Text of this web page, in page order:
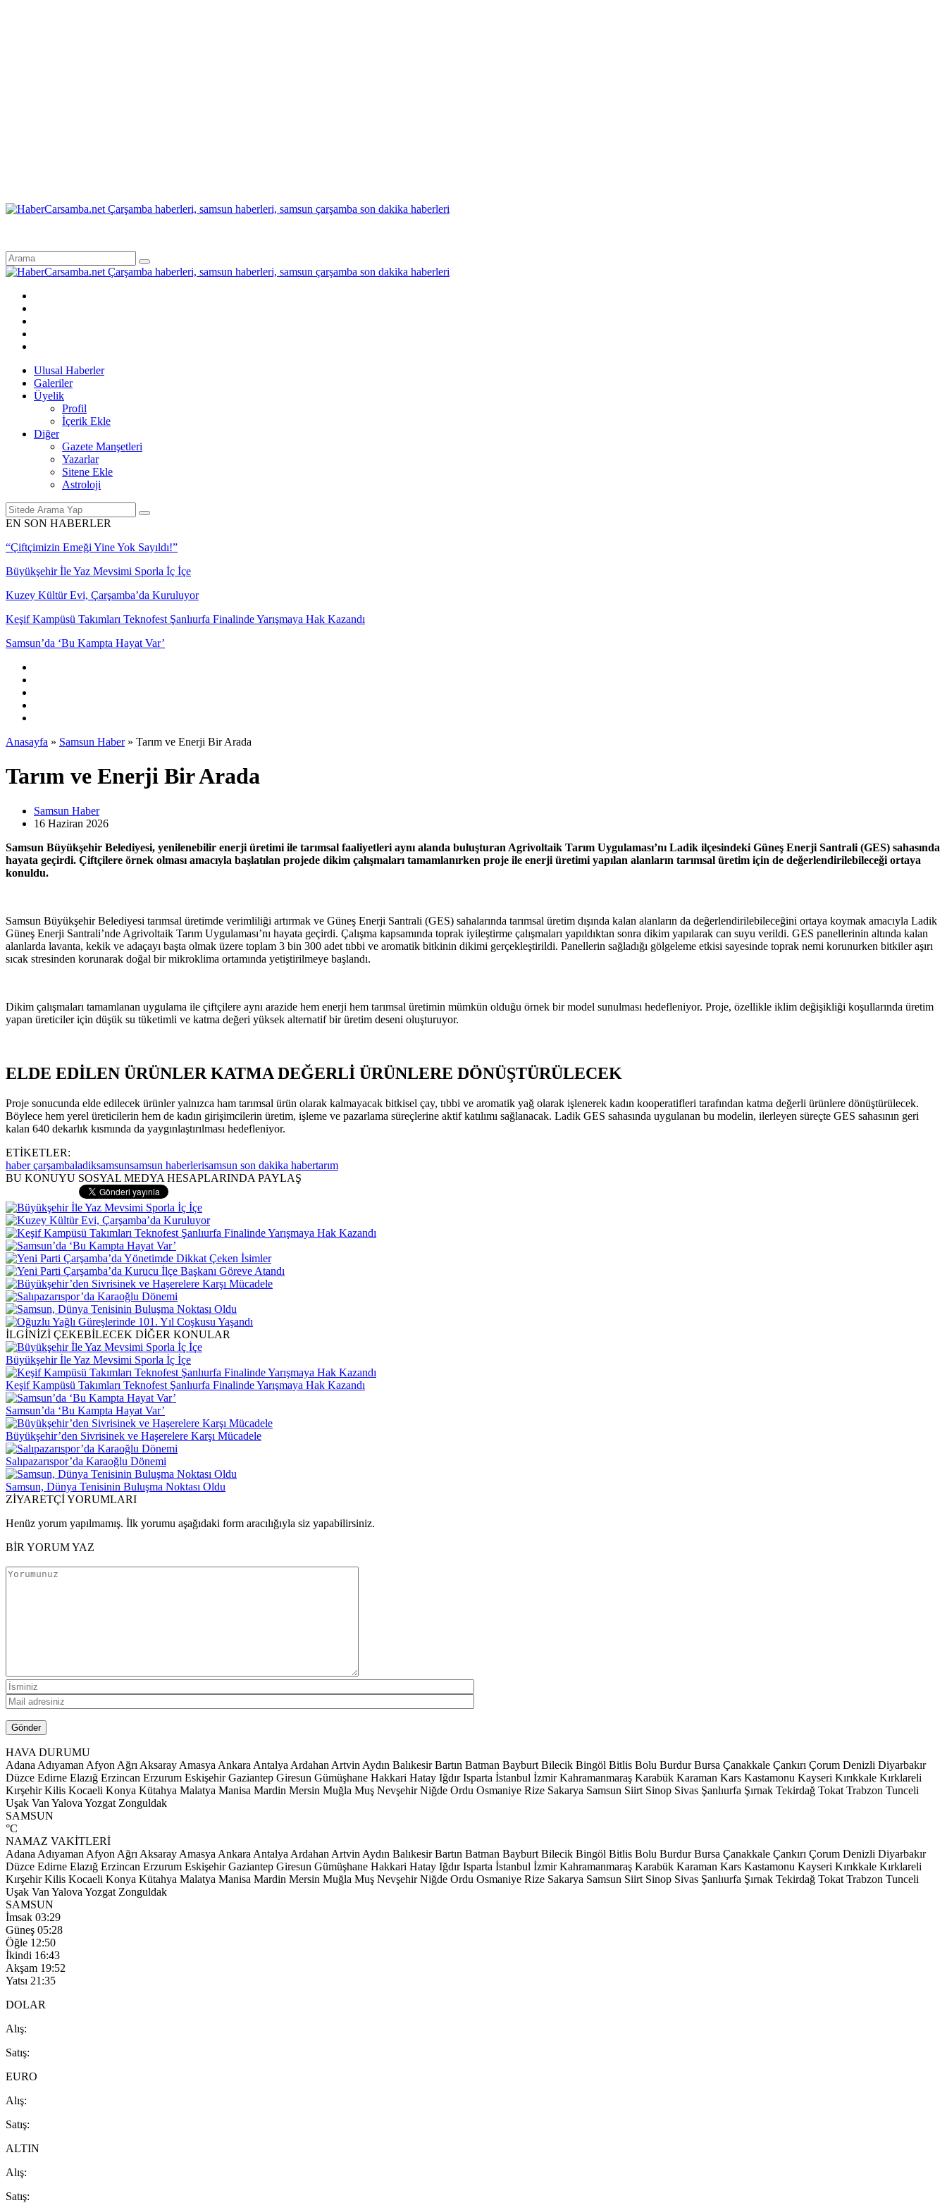
Ulusal Haberler
Galeriler
Üyelik
Profil
İçerik Ekle
Diğer
Gazete Manşetleri
Yazarlar
Sitene Ekle
Astroloji
EN SON HABERLER
“Çiftçimizin Emeği Yine Yok Sayıldı!”
Büyükşehir İle Yaz Mevsimi Sporla İç İçe
Kuzey Kültür Evi, Çarşamba’da Kuruluyor
Keşif Kampüsü Takımları Teknofest Şanlıurfa Finalinde Yarışmaya Hak Kazandı
Samsun’da ‘Bu Kampta Hayat Var’
Anasayfa » Samsun Haber » Tarım ve Enerji Bir Arada
Tarım ve Enerji Bir Arada
Samsun Haber
16 Haziran 2026
Samsun Büyükşehir Belediyesi, yenilenebilir enerji üretimi ile tarımsal faaliyetleri aynı alanda buluşturan Agrivoltaik Tarım Uygulaması’nı Ladik ilçesindeki Güneş Enerji Santrali (GES) sahasında
hayata geçirdi. Çiftçilere örnek olması amacıyla başlatılan projede dikim çalışmaları tamamlanırken proje ile enerji üretimi yapılan alanların tarımsal üretim için de değerlendirilebileceği ortaya
konuldu.
Samsun Büyükşehir Belediyesi tarımsal üretimde verimliliği artırmak ve Güneş Enerji Santrali (GES) sahalarında tarımsal üretim dışında kalan alanların da değerlendirilebileceğini ortaya koymak amacıyla Ladik
Güneş Enerji Santrali’nde Agrivoltaik Tarım Uygulaması’nı hayata geçirdi. Çalışma kapsamında toprak iyileştirme çalışmaları yapıldıktan sonra dikim yapılarak can suyu verildi. GES panellerinin altında kalan
alanlarda lavanta, kekik ve adaçayı başta olmak üzere toplam 3 bin 300 adet tıbbi ve aromatik bitkinin dikimi gerçekleştirildi. Panellerin sağladığı gölgeleme etkisi sayesinde toprak nemi korunurken bitkiler aşırı
sıcak stresinden korunarak doğal bir mikroklima ortamında yetiştirilmeye başlandı.
Dikim çalışmaları tamamlanan uygulama ile çiftçilere aynı arazide hem enerji hem tarımsal üretimin mümkün olduğu örnek bir model sunulması hedefleniyor. Proje, özellikle iklim değişikliği koşullarında üretim
yapan üreticiler için düşük su tüketimli ve katma değeri yüksek alternatif bir üretim deseni oluşturuyor.
ELDE EDİLEN ÜRÜNLER KATMA DEĞERLİ ÜRÜNLERE DÖNÜŞTÜRÜLECEK
Proje sonucunda elde edilecek ürünler yalnızca ham tarımsal ürün olarak kalmayacak bitkisel çay, tıbbi ve aromatik yağ olarak işlenerek kadın kooperatifleri tarafından katma değerli ürünlere dönüştürülecek.
Böylece hem yerel üreticilerin hem de kadın girişimcilerin üretim, işleme ve pazarlama süreçlerine aktif katılımı sağlanacak. Ladik GES sahasında uygulanan bu modelin, ilerleyen süreçte GES sahasının geri
kalan 640 dekarlık kısmında da yaygınlaştırılması hedefleniyor.
ETİKETLER:
haber çarşambaladiksamsunsamsun haberlerisamsun son dakika habertarım
BU KONUYU SOSYAL MEDYA HESAPLARINDA PAYLAŞ
İLGİNİZİ ÇEKEBİLECEK DİĞER KONULAR
Büyükşehir İle Yaz Mevsimi Sporla İç İçe
Keşif Kampüsü Takımları Teknofest Şanlıurfa Finalinde Yarışmaya Hak Kazandı
Samsun’da ‘Bu Kampta Hayat Var’
Büyükşehir’den Sivrisinek ve Haşerelere Karşı Mücadele
Salıpazarıspor’da Karaoğlu Dönemi
Samsun, Dünya Tenisinin Buluşma Noktası Oldu
ZİYARETÇİ YORUMLARI
Henüz yorum yapılmamış. İlk yorumu aşağıdaki form aracılığıyla siz yapabilirsiniz.
BİR YORUM YAZ
HAVA DURUMU
AdanaAdıyamanAfyonAğrıAksarayAmasyaAnkaraAntalyaArdahanArtvinAydın Balıkesir Bartın Batman Bayburt Bilecik Bingöl Bitlis Bolu Burdur Bursa Çanakkale Çankırı Çorum Denizli Diyarbakır
Düzce Edirne Elazığ Erzincan Erzurum Eskişehir Gaziantep Giresun Gümüşhane Hakkari Hatay Iğdır Isparta İstanbul İzmir Kahramanmaraş Karabük Karaman Kars Kastamonu Kayseri Kırıkkale Kırklareli
Kırşehir Kilis Kocaeli Konya Kütahya Malatya Manisa Mardin Mersin Muğla Muş Nevşehir Niğde Ordu Osmaniye Rize Sakarya Samsun Siirt Sinop Sivas Şanlıurfa Şırnak Tekirdağ Tokat Trabzon Tunceli
Uşak VanYalovaYozgat Zonguldak
SAMSUN
°C
NAMAZ VAKİTLERİ
AdanaAdıyamanAfyonAğrıAksarayAmasyaAnkaraAntalyaArdahanArtvinAydın Balıkesir Bartın Batman Bayburt Bilecik Bingöl Bitlis Bolu Burdur Bursa Çanakkale Çankırı Çorum Denizli Diyarbakır
Düzce Edirne Elazığ Erzincan Erzurum Eskişehir Gaziantep Giresun Gümüşhane Hakkari Hatay Iğdır Isparta İstanbul İzmir Kahramanmaraş Karabük Karaman Kars Kastamonu Kayseri Kırıkkale Kırklareli
Kırşehir Kilis Kocaeli Konya Kütahya Malatya Manisa Mardin Mersin Muğla Muş Nevşehir Niğde Ordu Osmaniye Rize Sakarya Samsun Siirt Sinop Sivas Şanlıurfa Şırnak Tekirdağ Tokat Trabzon Tunceli
Uşak VanYalovaYozgat Zonguldak
SAMSUN
İmsak 03:29
Güneş 05:28
Öğle 12:50
İkindi 16:43
Akşam 19:52
Yatsı 21:35
DOLAR
Alış:
Satış:
EURO
Alış:
Satış:
ALTIN
Alış:
Satış: